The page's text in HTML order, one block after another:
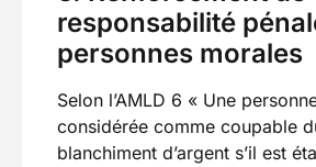
responsabilité
personnes morales
Selon l’AMLD 6 « Une
considérée comme coupable
blanchiment d’argent s’il est